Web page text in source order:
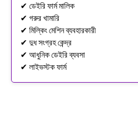
✔ ডেইরি ফার্ম মালিক
✔ গরুর খামারি
✔ মিল্কিং মেশিন ব্যবহারকারী
✔ দুধ সংগ্রহ কেন্দ্র
✔ আধুনিক ডেইরি ব্যবসা
✔ লাইভস্টক ফার্ম